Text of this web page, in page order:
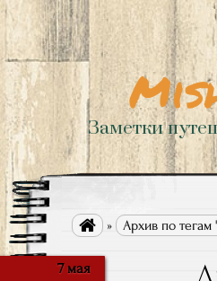
Заметки
 » Архив по тегам
7 мая